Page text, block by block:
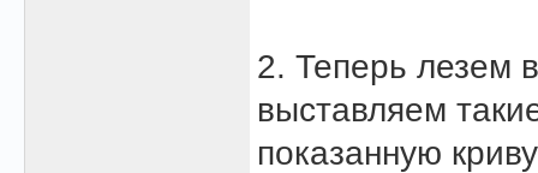
2. Теперь лезем
выставляем
показанную